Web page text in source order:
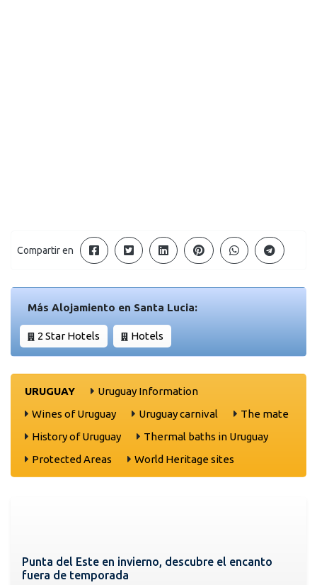
Compartir en
Más Alojamiento en Santa Lucia:
2 Star Hotels Hotels
URUGUAY
Uruguay Information
Wines of Uruguay
Uruguay carnival
The mate
History of Uruguay
Thermal baths in Uruguay
Protected Areas
World Heritage sites
Punta del Este en invierno, descubre el encanto
fuera de temporada